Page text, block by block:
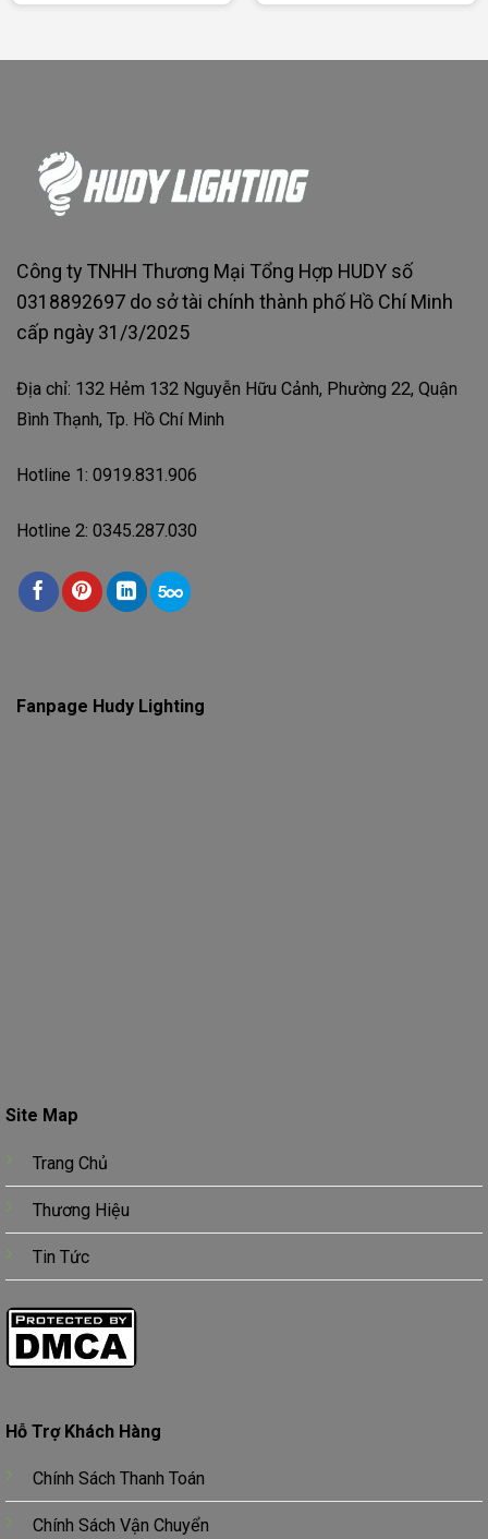
Công ty TNHH Thương Mại Tổng Hợp HUDY số
0318892697 do sở tài chính thành phố Hồ Chí Minh
cấp ngày 31/3/2025
Địa chỉ: 132 Hẻm 132 Nguyễn Hữu Cảnh, Phường 22, Quận
Bình Thạnh, Tp. Hồ Chí Minh
Hotline 1: 0919.831.906
Hotline 2: 0345.287.030
Site Map
Trang Chủ
Thương Hiệu
Tin Tức
Hỗ Trợ Khách Hàng
Chính Sách Thanh Toán
Chính Sách Vận Chuyển
Fanpage Hudy Lighting